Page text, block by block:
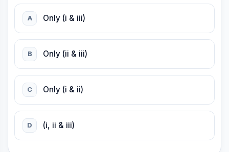
A Only (i & iii)
B Only (ii & iii)
C Only (i & ii)
D (i, ii & iii)